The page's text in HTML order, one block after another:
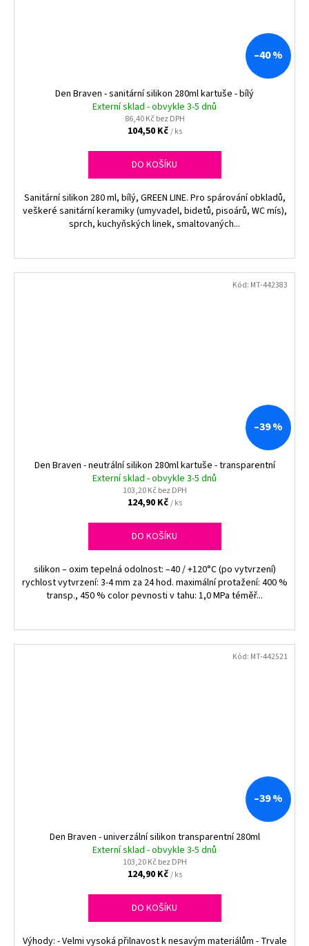
–40 %
Den Braven - sanitární silikon 280ml kartuše - bílý
Externí sklad - obvykle 3-5 dnů
86,40 Kč bez DPH
104,50 Kč/ ks
DO KOŠÍKU
Sanitární silikon 280 ml, bílý, GREEN LINE. Pro spárování obkladů,
veškeré sanitární keramiky (umyvadel, bidetů, pisoárů, WC mís),
sprch, kuchyňských linek, smaltovaných...
–39 %
Den Braven - neutrální silikon 280ml kartuše - transparentní
Externí sklad - obvykle 3-5 dnů
103,20 Kč bez DPH
124,90 Kč/ ks
DO KOŠÍKU
silikon – oxim tepelná odolnost: –40 / +120°C (po vytvrzení)
rychlost vytvrzení: 3-4 mm za 24 hod. maximální protažení: 400 %
transp., 450 % color pevnosti v tahu: 1,0 MPa téměř...
Kód: MT-442383
–39 %
Den Braven - univerzální silikon transparentní 280ml
Externí sklad - obvykle 3-5 dnů
103,20 Kč bez DPH
124,90 Kč/ ks
DO KOŠÍKU
Výhody: - Velmi vysoká přilnavost k nesavým materiálům - Trvale
Kód: MT-442521